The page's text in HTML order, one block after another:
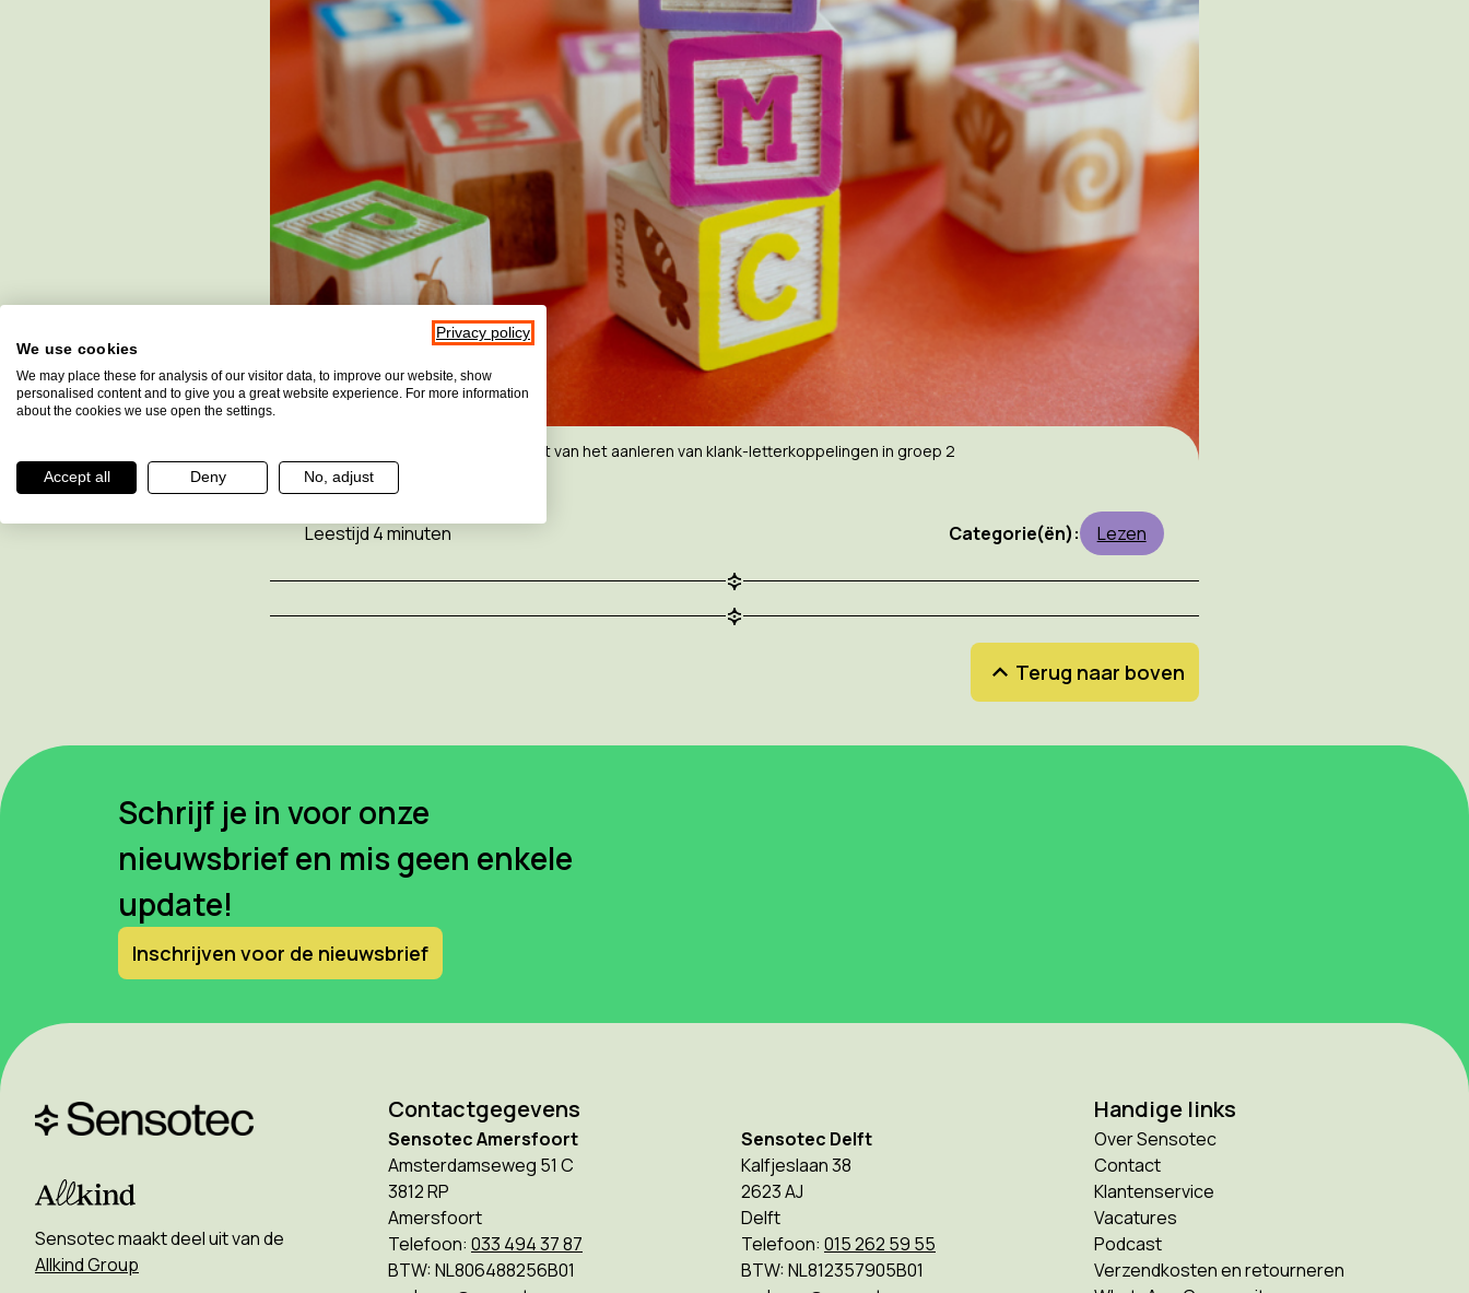
Sfeerafbeelding [NL-L] Het effect van het aanleren van klank-letterkoppelingen in groep 2
Leestijd 4 minuten Categorie(ën): Lezen
Terug naar boven
Schrijf je in voor onze
nieuwsbrief en mis geen enkele
update!
Inschrijven voor de nieuwsbrief
Sensotec maakt deel uit van de
Allkind Group
Contactgegevens
Sensotec Amersfoort
Amsterdamseweg 51 C
3812 RP
Amersfoort
Telefoon: 033 494 37 87
BTW: NL806488256B01
Sensotec Delft
Kalfjeslaan 38
2623 AJ
Delft
Telefoon: 015 262 59 55
BTW: NL812357905B01
Handige links
Over Sensotec
Contact
Klantenservice
Vacatures
Podcast
Verzendkosten en retourneren
Privacy policy
We use cookies
We may place these for analysis of our visitor data, to improve our website, show
personalised content and to give you a great website experience. For more information
about the cookies we use open the settings.
Accept all Deny No, adjust